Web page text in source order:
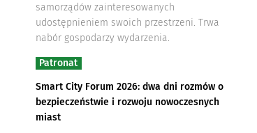
samorządów zainteresowanych
udostępnieniem swoich przestrzeni. Trwa
nabór gospodarzy wydarzenia.
Patronat
Smart City Forum 2026: dwa dni rozmów o
bezpieczeństwie i rozwoju nowoczesnych
miast